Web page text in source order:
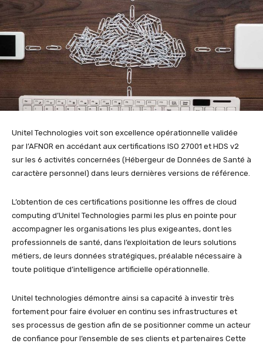
Unitel Technologies voit son excellence opérationnelle validée
par l’AFNOR en accédant aux certifications ISO 27001 et HDS v2
sur les 6 activités concernées (Hébergeur de Données de Santé à
caractère personnel) dans leurs dernières versions de référence.
L’obtention de ces certifications positionne les offres de cloud
computing d’Unitel Technologies parmi les plus en pointe pour
accompagner les organisations les plus exigeantes, dont les
professionnels de santé, dans l’exploitation de leurs solutions
métiers, de leurs données stratégiques, préalable nécessaire à
toute politique d’intelligence artificielle opérationnelle.
Unitel technologies démontre ainsi sa capacité à investir très
fortement pour faire évoluer en continu ses infrastructures et
ses processus de gestion afin de se positionner comme un acteur
de confiance pour l’ensemble de ses clients et partenaires Cette